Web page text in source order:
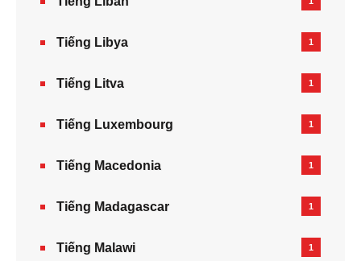
Tiếng Libya 1
Tiếng Litva 1
Tiếng Luxembourg 1
Tiếng Macedonia 1
Tiếng Madagascar 1
Tiếng Malawi 1